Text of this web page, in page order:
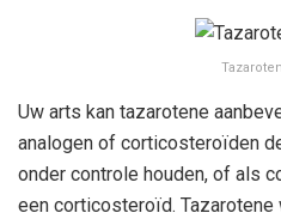
Uw arts kan tazarotene
analogen of corticosteroïden
onder controle houden, of als
een corticosteroïd.